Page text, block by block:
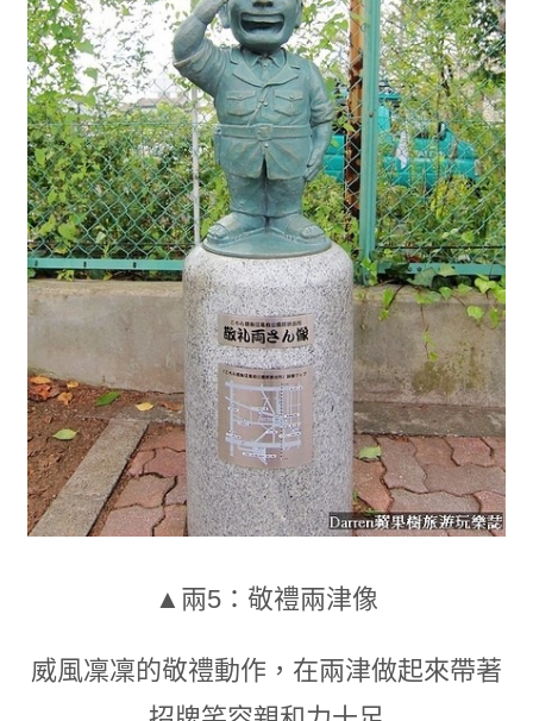
▲兩5：敬禮兩津像
威風凜凜的敬禮動作， 在兩津做起來帶著